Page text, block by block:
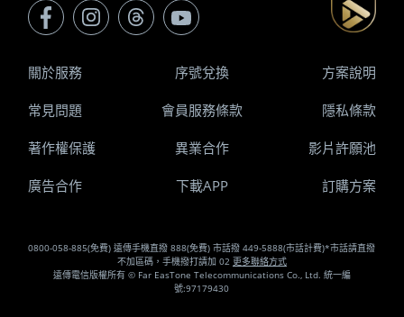
0800-058-885(免費) 遠傳手機直撥 888(免費) 市話撥 449-5888(市話計費)*市話請直撥
不加區碼，手機撥打請加 02 更多聯絡方式
遠傳電信版權所有 © Far EasTone Telecommunications Co., Ltd. 統一編
號:97179430
關於服務 序號兌換 方案說明
常見問題 會員服務條款 隱私條款
著作權保護 異業合作 影片許願池
廣告合作 下載APP 訂購方案